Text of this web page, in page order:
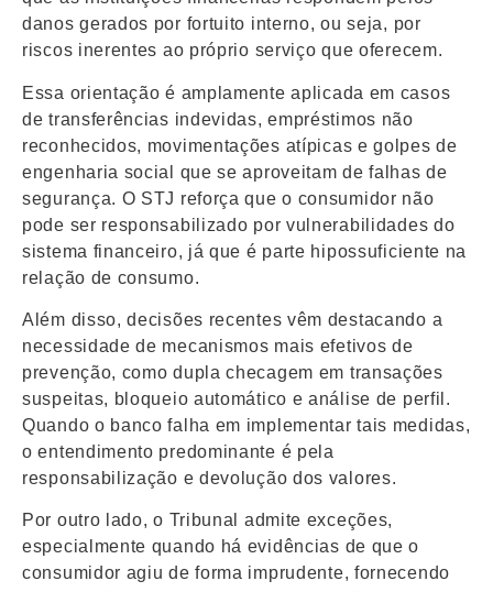
danos gerados por fortuito interno, ou seja, por
riscos inerentes ao próprio serviço que oferecem.
Essa orientação é amplamente aplicada em casos
de transferências indevidas, empréstimos não
reconhecidos, movimentações atípicas e golpes de
engenharia social que se aproveitam de falhas de
segurança. O STJ reforça que o consumidor não
pode ser responsabilizado por vulnerabilidades do
sistema financeiro, já que é parte hipossuficiente na
relação de consumo.
Além disso, decisões recentes vêm destacando a
necessidade de mecanismos mais efetivos de
prevenção, como dupla checagem em transações
suspeitas, bloqueio automático e análise de perfil.
Quando o banco falha em implementar tais medidas,
o entendimento predominante é pela
responsabilização e devolução dos valores.
Por outro lado, o Tribunal admite exceções,
especialmente quando há evidências de que o
consumidor agiu de forma imprudente, fornecendo